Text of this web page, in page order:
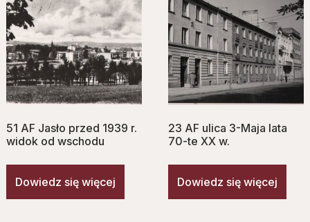
51 AF Jasło przed 1939 r.
widok od wschodu
Dowiedz się więcej
23 AF ulica 3-Maja lata
70-te XX w.
Dowiedz się więcej